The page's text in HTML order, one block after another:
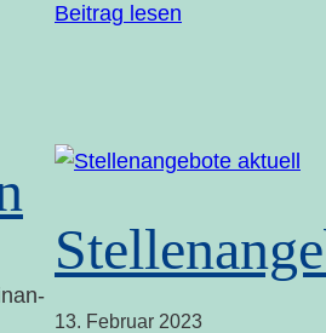
Bei­trag lesen
13. Febru­ar 2023